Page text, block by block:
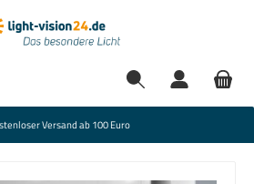
Versand ab 100 Euro